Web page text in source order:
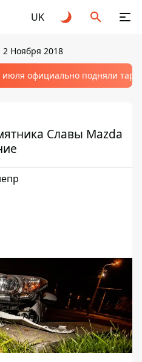
UK
2 Ноября 2018
официально подняли
Славы Mazda